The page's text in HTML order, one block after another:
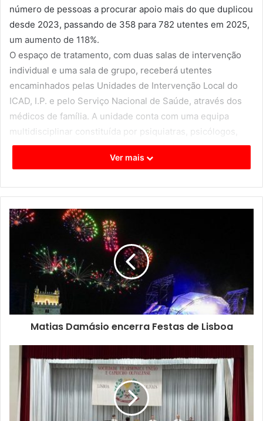
número de pessoas a procurar apoio mais do que duplicou
desde 2023, passando de 358 para 782 utentes em 2025,
um aumento de 118%.
O espaço de tratamento, com duas salas de intervenção
individual e uma sala de grupo, receberá utentes
encaminhados pelas Unidades de Intervenção Local do
ICAD, I.P. e pelo Serviço Nacional de Saúde, através dos
médicos de família. A unidade conta com uma equipa
multidisciplinar constituída por psiquiatras, psicólogos,
assistentes sociais, contabilistas e administrativos,
porque, para além do apoio clínico, a Unidade de
dependência.
Joana Teixeira, presidente do ICAD, destaca que a
perturbação do jogo pode ter impactos graves na vida dos
doentes, das famílias e da sociedade, por isso, este novo
serviço inclui também apoio dirigido aos familiares.
Ver mais
Matias Damásio encerra Festas de Lisboa